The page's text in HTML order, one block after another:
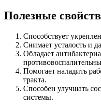
Полезные
Способствует
Снимает усталость и
Обладает
Помогает наладить
тракта.
Способен улучшать
системы.